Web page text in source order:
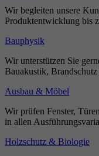
Wir begleiten unsere
Produktentwicklung bis
Bauphysik
Wir unterstützen Sie
Bauakustik,
Ausbau & Möbel
Wir prüfen Fenster,
in allen
Holzschutz & Biologie